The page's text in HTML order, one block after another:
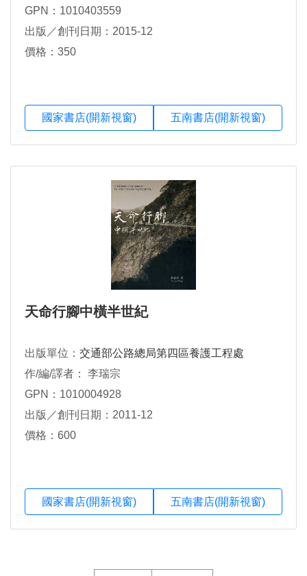
GPN：1010403559
出版／創刊日期：2015-12
價格：350
國家書店(開新視窗) 五南書店(開新視窗)
天命行腳中橫半世紀
出版單位： 交通部公路總局第四區養護工程處
作/編/譯者： 李瑞宗
GPN：1010004928
出版／創刊日期：2011-12
價格：600
國家書店(開新視窗) 五南書店(開新視窗)